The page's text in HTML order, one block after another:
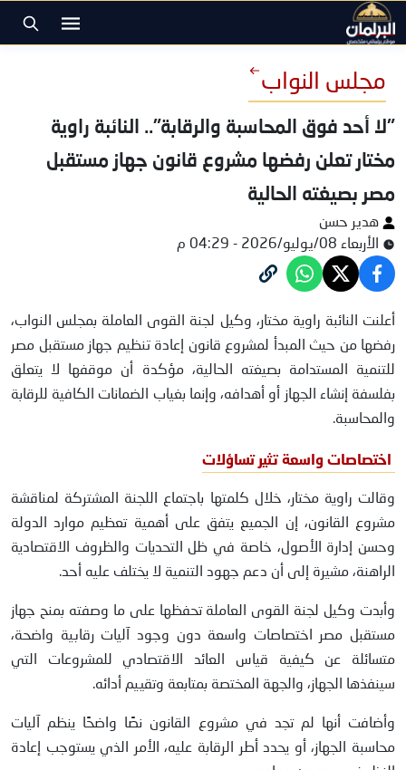
مجلس النواب
"لا أحد فوق المحاسبة والرقابة".. النائبة راوية
مختار تعلن رفضها مشروع قانون جهاز مستقبل
مصر بصيغته الحالية
هدير حسن
الأربعاء 08/يوليو/2026 - 04:29 م
النائبة راوية مختار
أعلنت النائبة راوية مختار، وكيل لجنة القوى العاملة بمجلس النواب،
رفضها من حيث المبدأ لمشروع قانون إعادة تنظيم جهاز مستقبل مصر
للتنمية المستدامة بصيغته الحالية، مؤكدة أن موقفها لا يتعلق
بفلسفة إنشاء الجهاز أو أهدافه، وإنما بغياب الضمانات الكافية للرقابة
والمحاسبة.
اختصاصات واسعة تثير تساؤلات
وقالت راوية مختار، خلال كلمتها باجتماع اللجنة المشتركة لمناقشة
مشروع القانون، إن الجميع يتفق على أهمية تعظيم موارد الدولة
وحسن إدارة الأصول، خاصة في ظل التحديات والظروف الاقتصادية
الراهنة، مشيرة إلى أن دعم جهود التنمية لا يختلف عليه أحد.
وأبدت وكيل لجنة القوى العاملة تحفظها على ما وصفته بمنح جهاز
مستقبل مصر اختصاصات واسعة دون وجود آليات رقابية واضحة،
متسائلة عن كيفية قياس العائد الاقتصادي للمشروعات التي
سينفذها الجهاز، والجهة المختصة بمتابعة وتقييم أدائه.
وأضافت أنها لم تجد في مشروع القانون نصًا واضحًا ينظم آليات
محاسبة الجهاز، أو يحدد أطر الرقابة عليه، الأمر الذي يستوجب إعادة